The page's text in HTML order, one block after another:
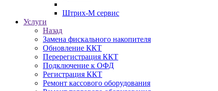
Штрих-М сервис
Услуги
Назад
Замена фискального накопителя
Обновление ККТ
Перерегистрация ККТ
Подключение к ОФД
Регистрация ККТ
Ремонт кассового оборудования